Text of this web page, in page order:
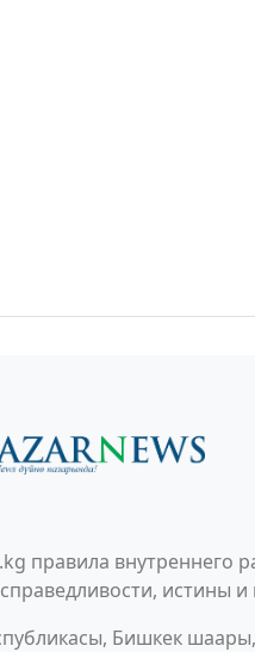
правила внутреннего
истины и
Бишкек шаары,